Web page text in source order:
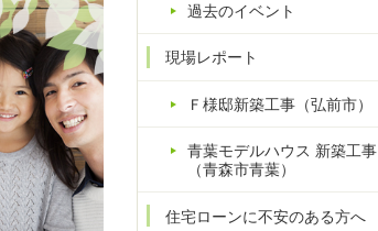
過去のイベント
現場レポート
Ｆ様邸新築工事（弘前市）
青葉モデルハウス 新築工事
（青森市青葉）
住宅ローンに不安のある方へ